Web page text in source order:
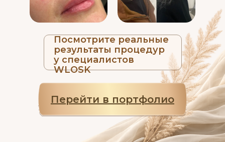
Посмотрите реальные
результаты процедур
у специалистов
WLOSK
Перейти в портфолио